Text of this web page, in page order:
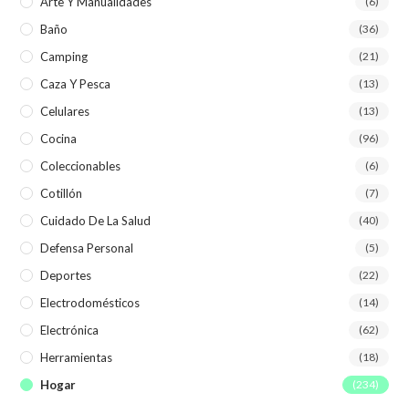
Baño (36)
Camping (21)
Caza Y Pesca (13)
Celulares (13)
Cocina (96)
Coleccionables (6)
Cotillón (7)
Cuidado De La Salud (40)
Defensa Personal (5)
Deportes (22)
Electrodomésticos (14)
Electrónica (62)
Herramientas (18)
Hogar (234)